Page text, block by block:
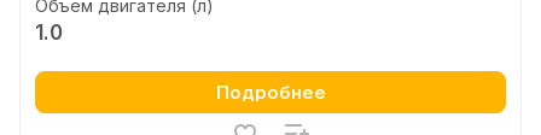
Объем двигателя (л)
1.0
Подробнее